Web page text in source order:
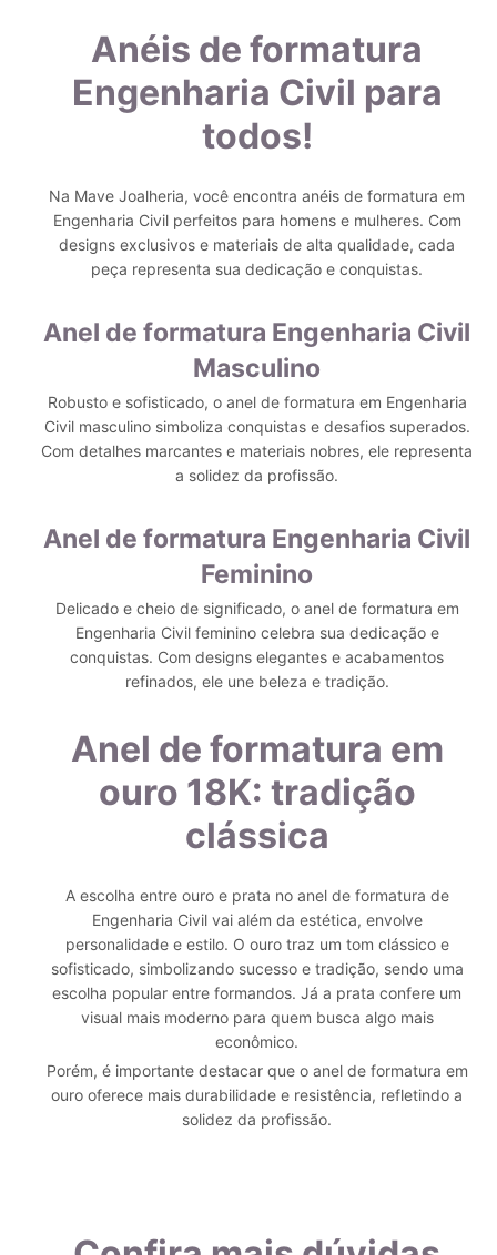
Anéis de formatura
Engenharia Civil para
todos!
Na Mave Joalheria, você encontra anéis de formatura em
Engenharia Civil perfeitos para homens e mulheres. Com
designs exclusivos e materiais de alta qualidade, cada
peça representa sua dedicação e conquistas.
Anel de formatura Engenharia Civil
Masculino
Robusto e sofisticado, o anel de formatura em Engenharia
Civil masculino simboliza conquistas e desafios superados.
Com detalhes marcantes e materiais nobres, ele representa
a solidez da profissão.
Anel de formatura Engenharia Civil
Feminino
Delicado e cheio de significado, o anel de formatura em
Engenharia Civil feminino celebra sua dedicação e
conquistas. Com designs elegantes e acabamentos
refinados, ele une beleza e tradição.
Anel de formatura em
ouro 18K: tradição
clássica
A escolha entre ouro e prata no anel de formatura de
Engenharia Civil vai além da estética, envolve
personalidade e estilo. O ouro traz um tom clássico e
sofisticado, simbolizando sucesso e tradição, sendo uma
escolha popular entre formandos. Já a prata confere um
visual mais moderno para quem busca algo mais
econômico.
Porém, é importante destacar que o anel de formatura em
ouro oferece mais durabilidade e resistência, refletindo a
solidez da profissão.